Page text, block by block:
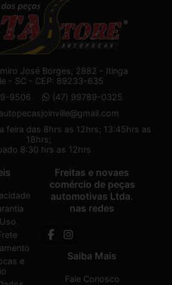
José Borges, 2882 - Itinga
- SC - CEP: 89233-635
9506
(47) 99789-0325
feira das 8hrs as 12hrs; 13:45hrs as
18hrs;
8:30 hrs as 12hrs
e
Freitas e novaes
comércio de peças
automotivas Ltda.
nas redes
Saiba Mais
Fale Conosco